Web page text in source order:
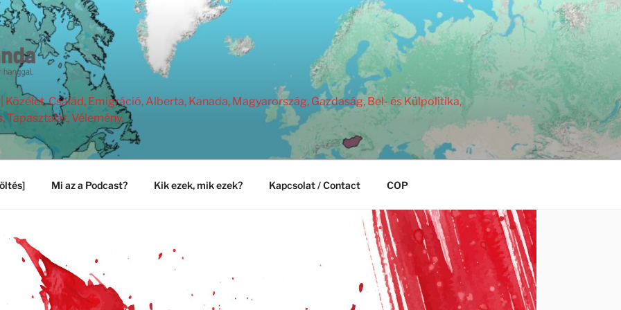
Közélet, Család, Emigráció, Alberta, Kanada, Magyarország, Gazdaság, Bel- és Külpolitika,
Tapasztalat, Vélemény.
Mi az a Podcast? Kik ezek, mik ezek? Kapcsolat / Contact COP